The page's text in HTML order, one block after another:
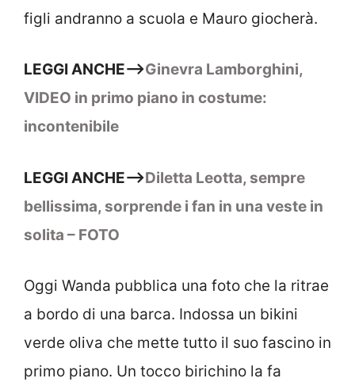
figli andranno a scuola e Mauro giocherà.
LEGGI ANCHE–>Ginevra Lamborghini,
VIDEO in primo piano in costume:
incontenibile
LEGGI ANCHE–>Diletta Leotta, sempre
bellissima, sorprende i fan in una veste in
solita – FOTO
Oggi Wanda pubblica una foto che la ritrae
a bordo di una barca. Indossa un bikini
verde oliva che mette tutto il suo fascino in
primo piano. Un tocco birichino la fa